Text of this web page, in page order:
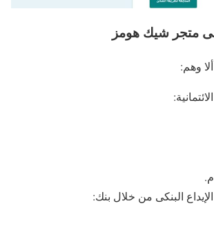
متجر شيك هومز
البنكى من خلال بنك: